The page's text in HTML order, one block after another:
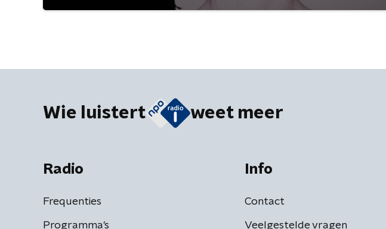
Wie luistert weet meer
Radio
Frequenties
Programma's
Info
Contact
Veelgestelde vragen